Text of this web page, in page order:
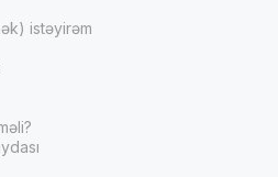
istəyirəm